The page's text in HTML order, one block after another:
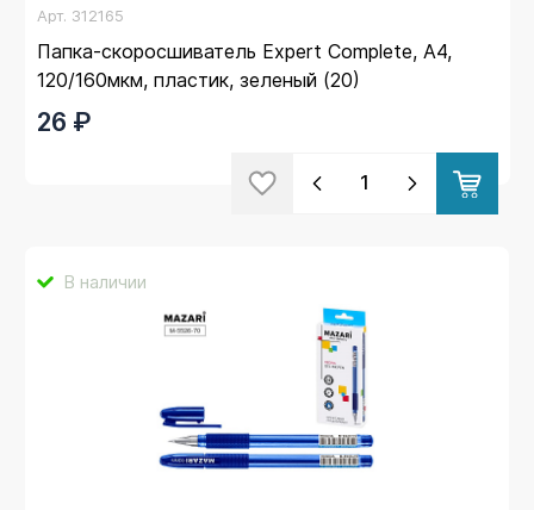
Арт. 312165
Папка-скоросшиватель Expert Complete, А4,
120/160мкм, пластик, зеленый (20)
26 ₽
В наличии